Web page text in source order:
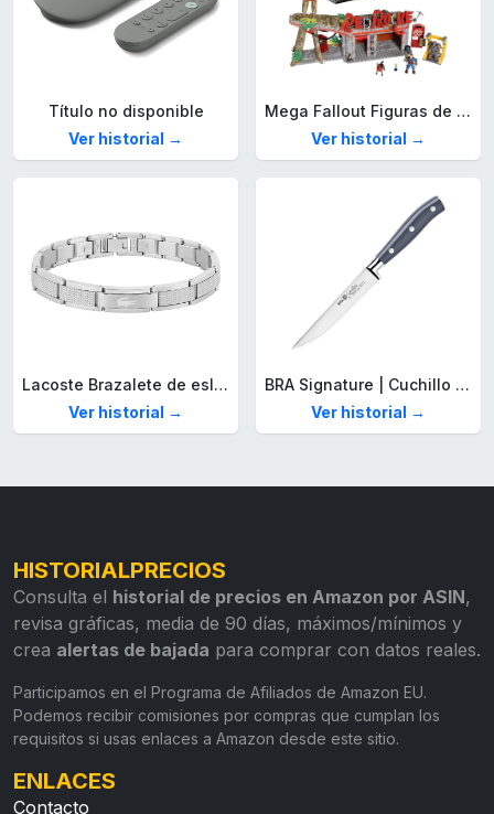
Título no disponible
Ver historial →
Mega Fallout Figuras de acción y Juguetes de construcción, Parada de Camiones Red Rocket con 824 Piezas, 2 Personajes articulados y Accesorios, para coleccionistas, HXT00
Ver historial →
Lacoste Brazalete de eslabón para Hombre Colección STENCIL de Acero inoxidable
Ver historial →
BRA Signature | Cuchillo tomatero 120 mm, Acero Inoxidable alemán forjado con Molibdeno Vanadio, Mango Remachado ABS, Diseño Ergonómico, Hoja 1,6 mm espesor
Ver historial →
HISTORIALPRECIOS
Consulta el historial de precios en Amazon por ASIN,
revisa gráficas, media de 90 días, máximos/mínimos y
crea alertas de bajada para comprar con datos reales.
Participamos en el Programa de Afiliados de Amazon EU.
Podemos recibir comisiones por compras que cumplan los
requisitos si usas enlaces a Amazon desde este sitio.
ENLACES
Contacto